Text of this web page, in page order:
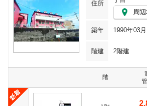
住所
周
築年 1990年03月
階建 2階建
階